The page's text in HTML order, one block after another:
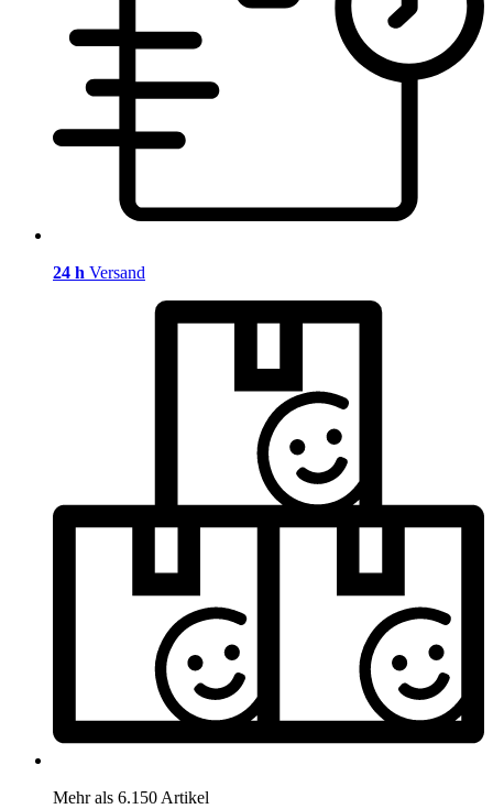
24 h Versand
Mehr als 6.150 Artikel